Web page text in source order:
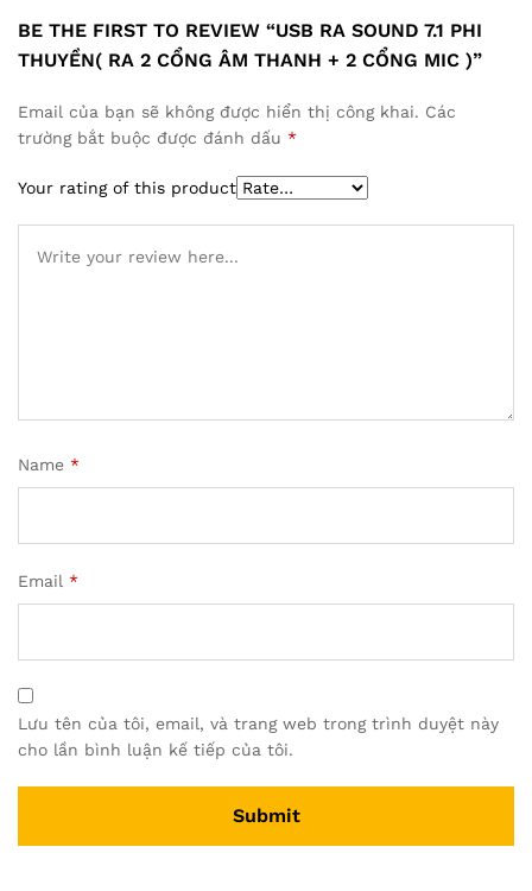
BE THE FIRST TO REVIEW “USB RA SOUND 7.1 PHI
THUYỀN( RA 2 CỔNG ÂM THANH + 2 CỔNG MIC )”
Email của bạn sẽ không được hiển thị công khai. Các
trường bắt buộc được đánh dấu *
Your rating of this product
Name *
Email *
Lưu tên của tôi, email, và trang web trong trình duyệt này
cho lần bình luận kế tiếp của tôi.